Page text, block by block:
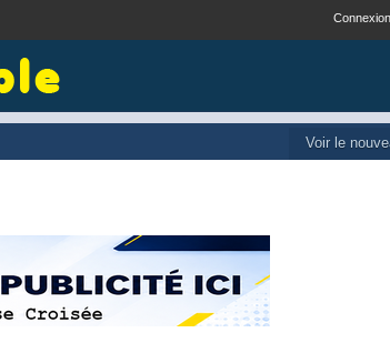
Connexion
Voir le